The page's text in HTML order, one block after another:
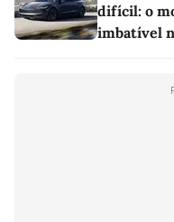
difícil: o
imbatível